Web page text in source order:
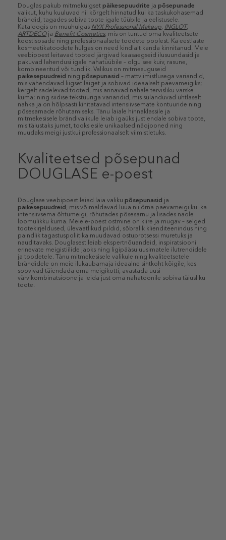
Douglas pakub mitmekülgset päikesepuudrite ja põsepunade
valikut, kuhu kuuluvad nii kõrgelt hinnatud kui ka taskukohasemad
brändid, tagades sobiva toote igale tüübile ja eelistusele.
Kataloogis on muuhulgas NYX Professional Makeup, INGLOT,
ARTDECOja Benefit Cosmetics, mis on tuntud oma kvaliteetsete
koostisosade ning professionaalsete toodete poolest. Ka eestlaste
kosmeetikatoodete hulgas on need kindlalt kanda kinnitanud. Meie
veebipoest leitavad tooted järgivad kaasaegseid ilusuundasid ja
pakuvad lahendusi igale nahatüübile – olgu see kuiv, rasune,
kombineeritud või tundlik. Valikus on mitmesuguseid
päikesepuudreid ning põsepunasid – mattviimistlusega variandid,
mis vähendavad liigset läiget ja sobivad ideaalselt päevameigiks;
kergelt sädelevad tooted, mis annavad nahale tervisliku värske
kuma; ning siidise tekstuuriga variandid, mis sulanduvad ühtlaselt
nahka ja on hõlpsasti kihitatavad intensiivsemate kontuuride ning
põsesarnade rõhutamiseks. Tänu laiale hinnaklassile ja
mitmekesisele brändivalikule leiab igaüks just endale sobiva toote,
mis täiustaks jumet, tooks esile unikaalsed näojooned ning
muudaks meigi justkui professionaalselt viimistletuks.
Kvaliteetsed põsepunad
DOUGLASE e-poest
Douglase veebipoest leiad laia valiku põsepunasid ja
päikesepuudreid , mis võimaldavad luua nii õrna päevameigi kui ka
intensiivsema õhtumeigi, rõhutades põsesarnu ja lisades näole
loomulikku kuma. Meie e-poest ostmine on kiire ja mugav – selged
tootekirjeldused, ülevaatlikud pildid, sõbralik klienditeenindus ning
paindlik tagastuspoliitika muudavad ostuprotsessi muretuks ja
nauditavaks. Douglasest leiab ekspertnõuandeid, inspiratsiooni
erinevate meigistiilide jaoks ning ligipääsu uusimatele ilutrendidele
ja toodetele. Tänu mitmekesisele valikule ning kvaliteetsetele
brändidele on meie ilukaubamaja ideaalne sihtkoht kõigile, kes
soovivad täiendada oma meigikotti, avastada uusi
värvikombinatsioone ja leida just oma nahatoonile sobiva täiusliku
toote.